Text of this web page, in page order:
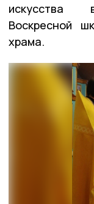
искусства
Воскресной
храма.